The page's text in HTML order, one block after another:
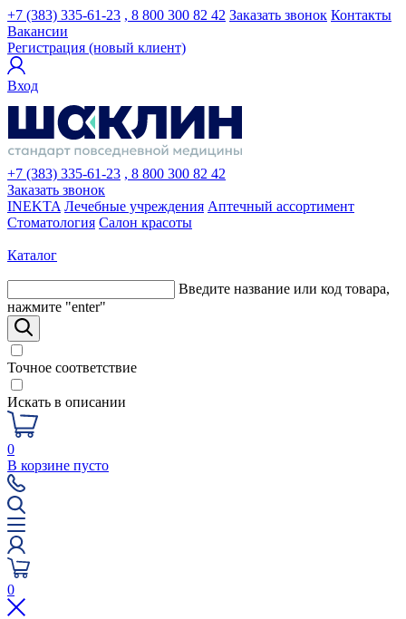
+7 (383) 335-61-23 , 8 800 300 82 42 Заказать звонок Контакты
Вакансии
Регистрация (новый клиент)
Вход
+7 (383) 335-61-23 , 8 800 300 82 42
Заказать звонок
INEKTA Лечебные учреждения Аптечный ассортимент
Стоматология Салон красоты
Каталог
Введите название или код товара,
нажмите "enter"
Точное соответствие
Искать в описании
0
В корзине пусто
0